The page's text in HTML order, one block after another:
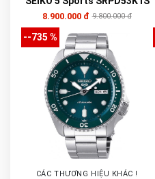
8.900.000 đ 9.800.000 đ
--735 %
CÁC THƯƠNG HIỆU KHÁC !